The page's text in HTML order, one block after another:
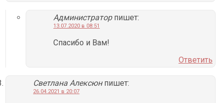
Администратор пишет:
13.07.2020 в 08:51
Спасибо и Вам!
Ответить
Светлана Алексюн пишет:
26.04.2021 в 20:07